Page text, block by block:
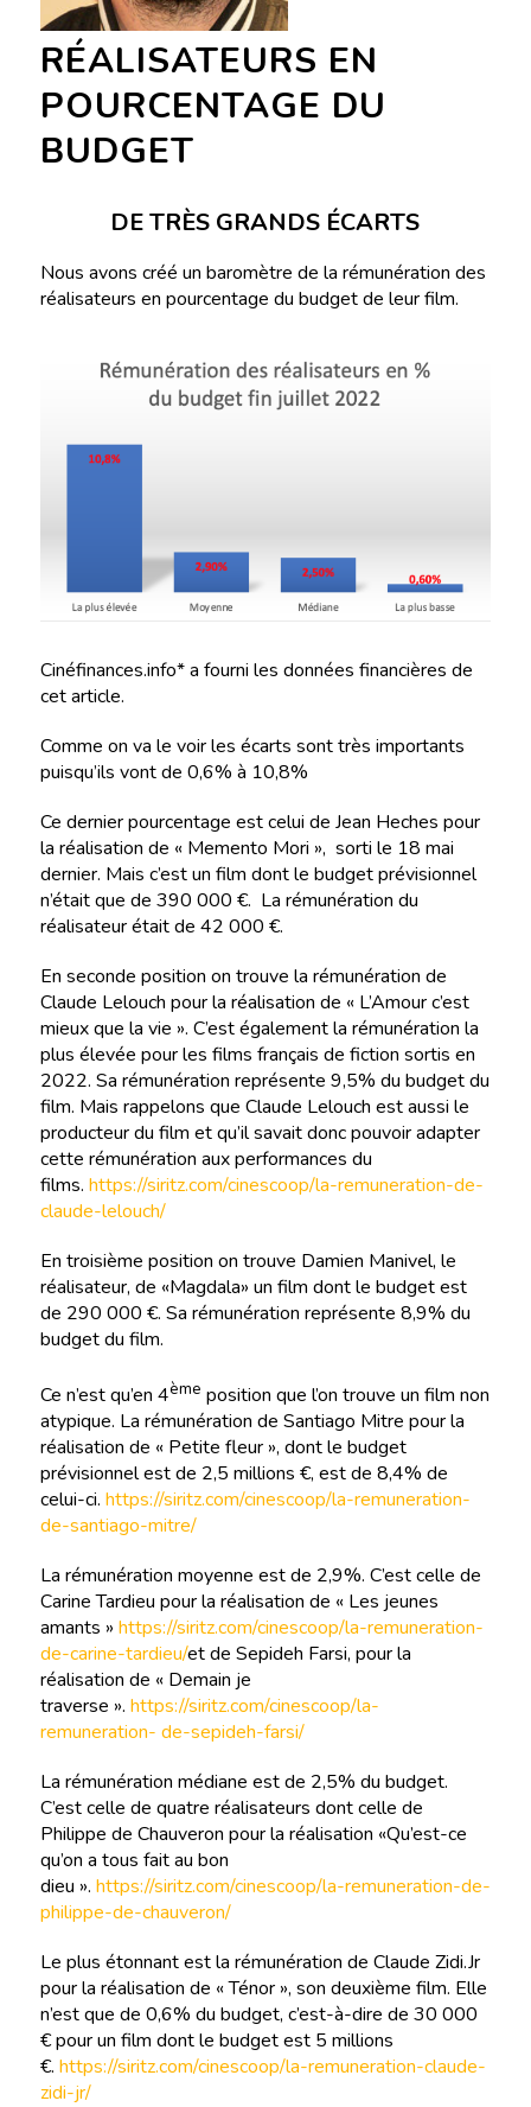
RÉALISATEURS EN
POURCENTAGE DU
BUDGET
DE TRÈS GRANDS ÉCARTS
Nous avons créé un baromètre de la rémunération des
réalisateurs en pourcentage du budget de leur film.
Cinéfinances.info* a fourni les données financières de
cet article.
Comme on va le voir les écarts sont très importants
puisqu’ils vont de 0,6% à 10,8%
Ce dernier pourcentage est celui de Jean Heches pour
la réalisation de « Memento Mori », sorti le 18 mai
dernier. Mais c’est un film dont le budget prévisionnel
n’était que de 390 000 €. La rémunération du
réalisateur était de 42 000 €.
En seconde position on trouve la rémunération de
Claude Lelouch pour la réalisation de « L’Amour c’est
mieux que la vie ». C’est également la rémunération la
plus élevée pour les films français de fiction sortis en
2022. Sa rémunération représente 9,5% du budget du
film. Mais rappelons que Claude Lelouch est aussi le
producteur du film et qu’il savait donc pouvoir adapter
cette rémunération aux performances du
films. https://siritz.com/cinescoop/la-remuneration-de-
claude-lelouch/
En troisième position on trouve Damien Manivel, le
réalisateur, de «Magdala» un film dont le budget est
de 290 000 €. Sa rémunération représente 8,9% du
budget du film.
Ce n’est qu’en 4ème position que l’on trouve un film non
atypique. La rémunération de Santiago Mitre pour la
réalisation de « Petite fleur », dont le budget
prévisionnel est de 2,5 millions €, est de 8,4% de
celui-ci. https://siritz.com/cinescoop/la-remuneration-
de-santiago-mitre/
La rémunération moyenne est de 2,9%. C’est celle de
Carine Tardieu pour la réalisation de « Les jeunes
amants » https://siritz.com/cinescoop/la-remuneration-
de-carine-tardieu/et de Sepideh Farsi, pour la
réalisation de « Demain je
traverse ». https://siritz.com/cinescoop/la-
remuneration- de-sepideh-farsi/
La rémunération médiane est de 2,5% du budget.
C’est celle de quatre réalisateurs dont celle de
Philippe de Chauveron pour la réalisation «Qu’est-ce
qu’on a tous fait au bon
dieu ». https://siritz.com/cinescoop/la-remuneration-de-
philippe-de-chauveron/
Le plus étonnant est la rémunération de Claude Zidi.Jr
pour la réalisation de « Ténor », son deuxième film. Elle
n’est que de 0,6% du budget, c’est-à-dire de 30 000
€ pour un film dont le budget est 5 millions
€. https://siritz.com/cinescoop/la-remuneration-claude-
zidi-jr/